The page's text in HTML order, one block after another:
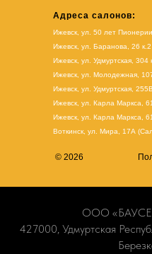
Адреса салонов:
Ижевск, ул. 50 лет
Ижевск, ул. Баранова, 26
Ижевск, ул. Удмуртская, 304
Ижевск, ул. Молодежная,
Ижевск, ул. Удмуртская,
Ижевск, ул. Карла Маркса,
Ижевск, ул. Карла Маркса,
Воткинск, ул. Мира, 17А
© 2026
ООО
427000, Удмуртская